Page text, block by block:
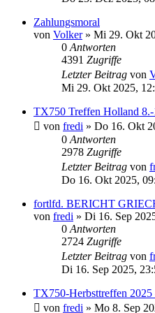
Zahlungsmoral
von Volker» Mi 29. Okt
0 Antworten
4391 Zugriffe
Letzter Beitrag von
Mi 29. Okt 2025,
TX750 Treffen Holland
von fredi » Do 16. Okt
0 Antworten
2978 Zugriffe
Letzter Beitrag von
Do 16. Okt 2025,
fortlfd. BERICHT
von fredi » Di 16. Sep
0 Antworten
2724 Zugriffe
Letzter Beitrag von
Di 16. Sep 2025,
TX750-Herbsttreffen 2025
von fredi » Mo 8. Sep